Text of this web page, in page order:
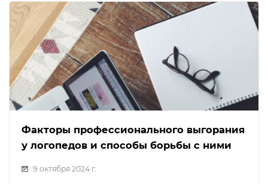
Факторы профессионального выгорания
у логопедов и способы борьбы с ними
9 октября 2024 г.